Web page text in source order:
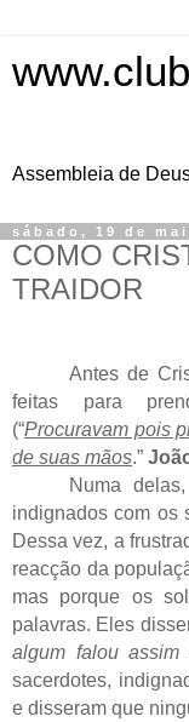
Assembleia de
sábado, 19 de
COMO
TRAIDOR
Antes de
feitas para
(“Procuravam pois
de suas mãos.”
Numa
indignados com os
Dessa vez, a
reacção da
mas porque os
palavras. Eles
algum falou assim
sacerdotes,
e disseram que